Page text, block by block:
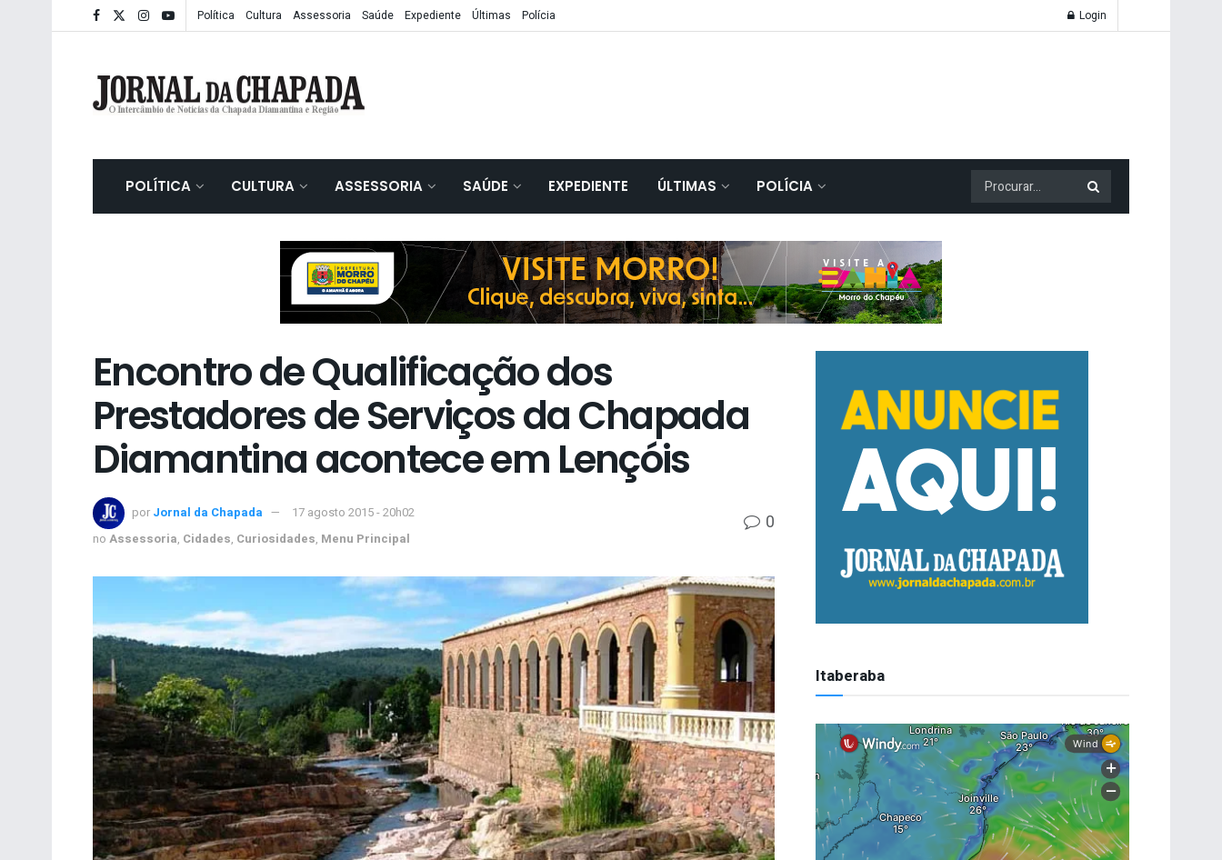
Política Cultura Assessoria Saúde Expediente Últimas Polícia Login
POLÍTICA CULTURA ASSESSORIA SAÚDE EXPEDIENTE ÚLTIMAS POLÍCIA
Encontro de Qualificação dos
Prestadores de Serviços da Chapada
Diamantina acontece em Lençóis
por Jornal da Chapada
17 agosto 2015 - 20h02
no Assessoria, Cidades, Curiosidades, Menu Principal
0
Itaberaba